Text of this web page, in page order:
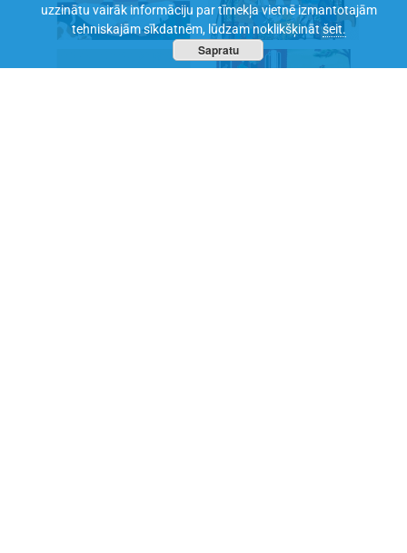
uzzinātu vairāk informāciju par tīmekļa vietnē izmantotajām
tehniskajām sīkdatnēm, lūdzam noklikšķinātšeit.
Sapratu